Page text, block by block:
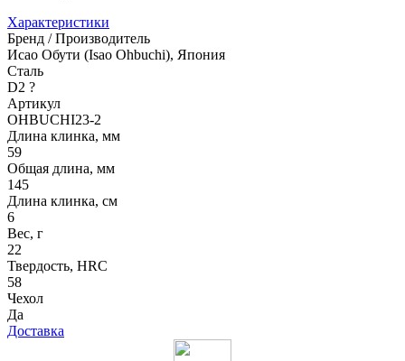
Характеристики
Бренд / Производитель
Исао Обути (Isao Ohbuchi), Япония
Сталь
D2 ?
Артикул
OHBUCHI23-2
Длина клинка, мм
59
Общая длина, мм
145
Длина клинка, см
6
Вес, г
22
Твердость, HRC
58
Чехол
Да
Доставка